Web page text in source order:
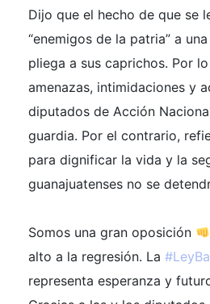
Dijo que el hecho de que se
“enemigos de la patria” a
pliega a sus caprichos. Por
amenazas, intimidaciones y
diputados de Acción
guardia. Por el contrario,
para dignificar la vida y la
guanajuatenses no se
Somos una gran oposición
alto a la regresión. La
representa esperanza y